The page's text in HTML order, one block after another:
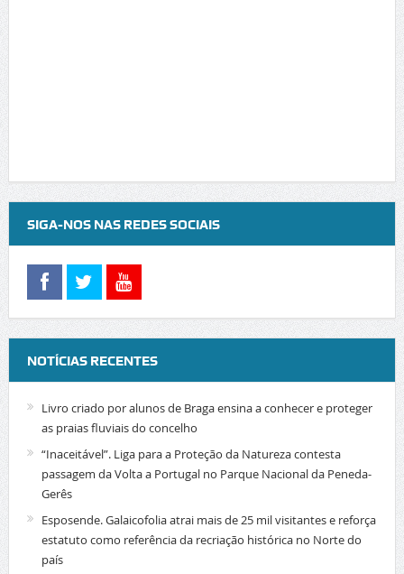
SIGA-NOS NAS REDES SOCIAIS
NOTÍCIAS RECENTES
Livro criado por alunos de Braga ensina a conhecer e proteger
as praias fluviais do concelho
“Inaceitável”. Liga para a Proteção da Natureza contesta
passagem da Volta a Portugal no Parque Nacional da Peneda-
Gerês
Esposende. Galaicofolia atrai mais de 25 mil visitantes e reforça
estatuto como referência da recriação histórica no Norte do
país